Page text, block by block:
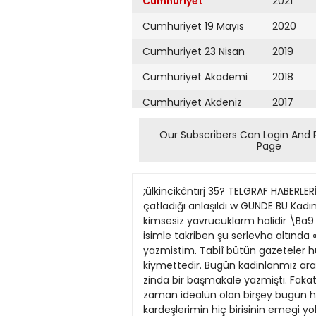
Cumhuriyet 19 Mayıs
Cumhuriyet 23 Nisan
Cumhuriyet Akademi
Cumhuriyet Akdeniz
Cumhuriyet Alışveriş
Cumhuriyet Ankara
Cumhuriyet Büyük
Taaruz
Cumhuriyet
Cumartesi
Cumhuriyet Çevre
2020
2019
2018
2017
2016
2015
2013
2012
2011
2010
2009
Our Subscribers Can Login And
Page
;ülkincikântırj 35? TELGRAF HABERLERİ Trakyadaki su baskını Bozulan şimendifer yolları ancak bir ayda tamir edilebilecek, bir kÖprünün de çatladığı anlaşıldı w GUNDE BU Kadın saylav olursa İzmir kadmlarmm düşündükleri Anlaşılıyor ki kadınlarımızın kalbini sızlatan hep kimsesiz yavrucuklarm halidir \Ba9 taraft birlnci sahifede] mücadele hislerini yenmemişti. O za man gündelik gazetelerin birînde bir isimle takriben şu serlevha altında «Kadınlara inthab etmek ve edilmek hakkı niçin verilmiyor» dîye kendimce ikna edici uzun bir makale yazmistim. Tabiî bütün gazeteler hücum ettiler, alay ettiler. Yalniz Hüseyin Cacid «Bu hanimin iddialari, istekleri nazarı dikkate alinacak kiymettedir. Bugün kadinlanmız arasında bu vazifeyi erkek kardesleri kadar liyakat ve salâhiyetle yapacak seviyede olanlar vardir» tar zinda bir başmakale yazmiştı. Fakat o zaman bu taleb hayalperest bir kadl nin düşünceleri olmaktan öteye gide • medi. Herne ise o zaman idealün olan birşey bugün hiç düşünmedigim bir anda adeta tepeden inme bir surette tahakkuk etmis bulunuyor. Bunda kardeşlerimin hiç birisinin emegi yok. Ne bir satir yazunizla, ne kuvvetli topluluk • lanmızla onu kazanmaga çalişmadık. Bu adeta lutuf kabilinden birsey. în • san lutufkârhğin karsUinda daha kü • çülüyor ve iste o zaman lâyik olmadığt hakkı almi» olmak korkusu insanın içine çöküyor. Bu korku beni yüksek hayaller beslemekten kurtanyor. O • nun için galiba biraz da yasin tesiri var. Saylav olmagi hiç düşünmemiştim. Maamafih son zamanlarda temas ettiğim memleketi seven ve onunla alâkadar olan zevatm eksikliğini hissettikleri gibi, • sonra galiba ne de olsa bir ana olduğum için • memleketimizin kretleri ana kucaklanna, sonra himayeye muh» taç fakir çocukİarla alâkadar olacak tesekkülleri yok derecede az göriiyo • rum. Bundan baska hatta orta tahsili * ni yapmis kadinlanmız arasında bîle çocuk bakmaga çok az dikkat edildi ğine birçofe defalar içim sisüyarak sahid oldum. lerini imar etmek, büyük ve muazzam binalar yapürmak, ve fakir, yoksul yavrulara birer ocak hazırlamaktir. Bekâr bir saylav bunları daha iyi yapabüir.. Evliliğin tahmfl ettiği birçok yükler ve mahzurlar vardir. Aîle ve çocuk derdi insanı salim duşünmekten meneder.» NALINA MIHINA Atatürk köprüsü I Sadinin hışmı Yugoslav Atatürk, gitgide artan Türk Bulgar Cemiyeti sevgi tezahürlerine karşı Reîsi Mal'ye Bakanlığıkıvanclarını bildirdiler nı kabul etmedi abıta vukuatı arasında bazan öyle hoş şeylere tesadüf edilir ki, en üzüntülü ve düşünceli anlarında insana adeta neşe kaynağı olur. den yolcular hattin